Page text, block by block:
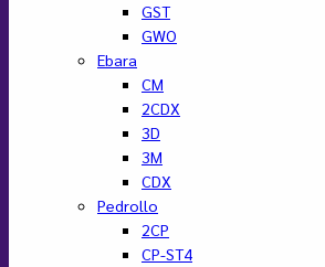
GST
GWO
Ebara
CM
2CDX
3D
3M
CDX
Pedrollo
2CP
CP-ST4